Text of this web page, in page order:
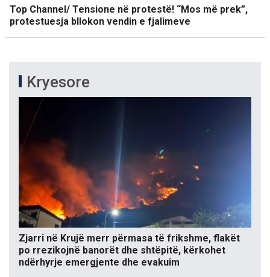
Top Channel/ Tensione në protestë! “Mos më prek”,
protestuesja bllokon vendin e fjalimeve
Kryesore
Zjarri në Krujë merr përmasa të frikshme, flakët
po rrezikojnë banorët dhe shtëpitë, kërkohet
ndërhyrje emergjente dhe evakuim